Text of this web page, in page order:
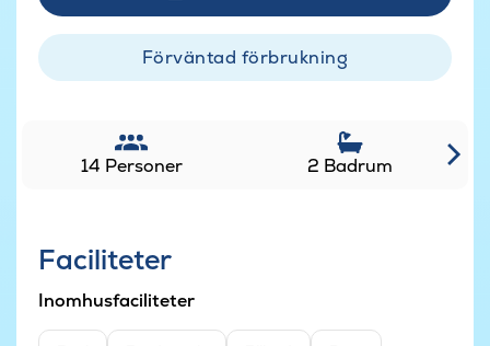
Förväntad förbrukning
14 Personer 2 Badrum
Faciliteter
Inomhusfaciliteter